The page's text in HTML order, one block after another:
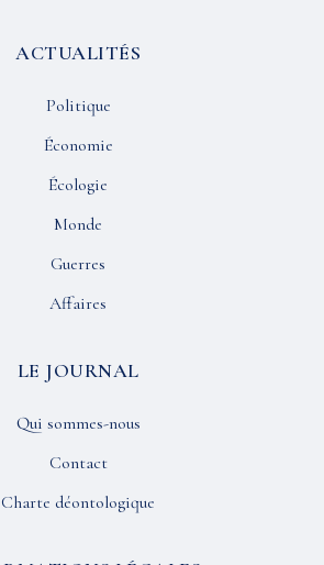
ACTUALITÉS
Politique
Économie
Écologie
Monde
Guerres
Affaires
LE JOURNAL
Qui sommes-nous
Contact
Charte déontologique